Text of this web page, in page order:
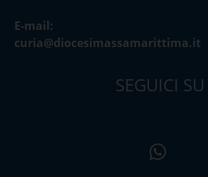
E-mail:
curia@diocesimassamarittima.it
SEGUICI SU